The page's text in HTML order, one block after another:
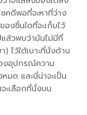
คดีพอที่จะหาที่ว่าง
องชิ้นใดที่จะเก็บไว้
ล้วพบว่ามันไม่มีที่
ไว้ใต้เบาะที่นั่งด้าน
งอุปกรณ์ความ
มด และนี่น่าจะเป็น
เลือกที่นั่งบน